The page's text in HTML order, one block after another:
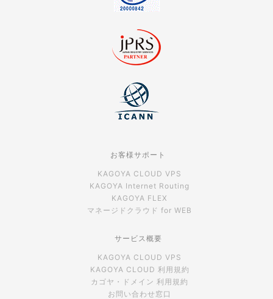
お客様サポート
KAGOYA CLOUD VPS
KAGOYA Internet Routing
KAGOYA FLEX
マネージドクラウド for WEB
サービス概要
KAGOYA CLOUD VPS
KAGOYA CLOUD 利用規約
カゴヤ・ドメイン 利用規約
お問い合わせ窓口